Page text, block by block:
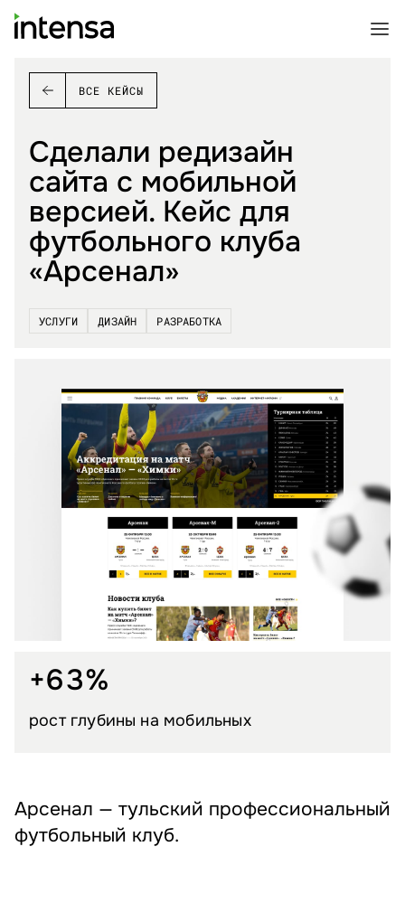
ВСЕ КЕЙСЫ
Сделали редизайн
сайта с мобильной
версией. Кейс для
футбольного клуба
«Арсенал»
УСЛУГИ ДИЗАЙН РАЗРАБОТКА
+63%
рост глубины на мобильных
Арсенал — тульский профессиональный
футбольный клуб.